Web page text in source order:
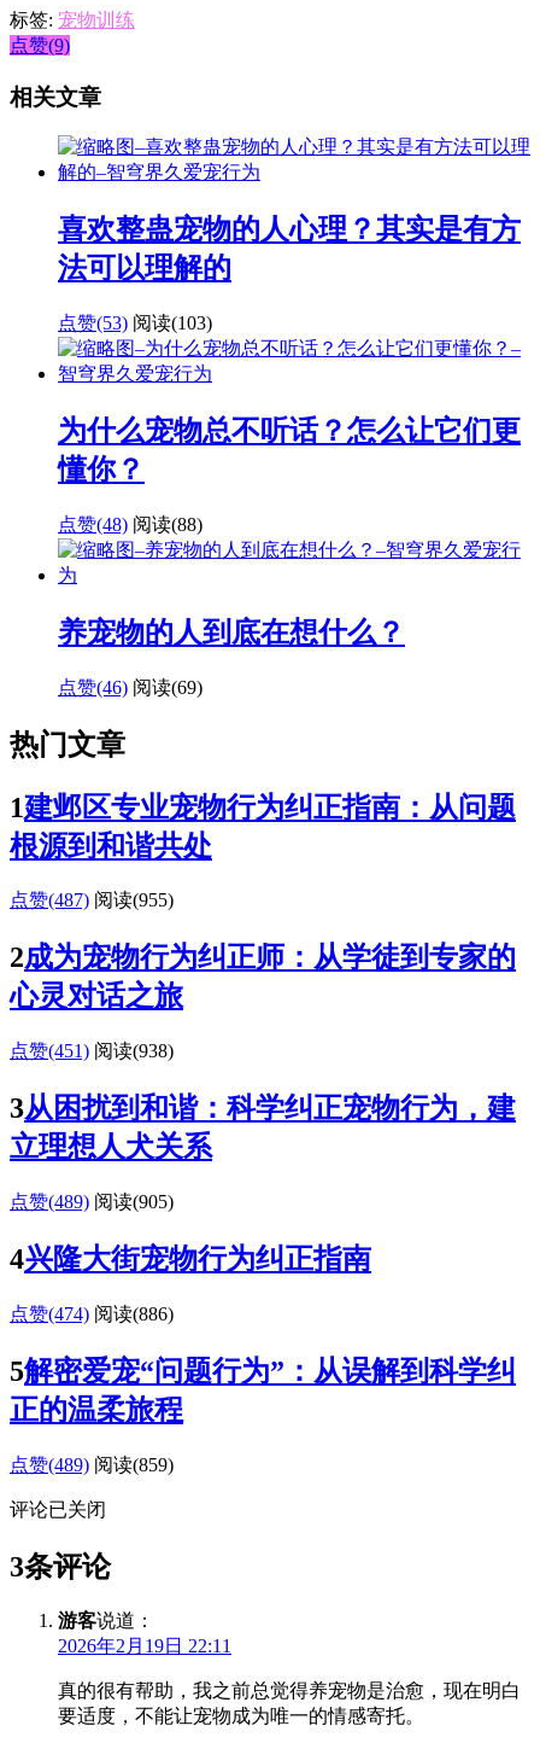
标签: 宠物训练
点赞(9)
相关文章
喜欢整蛊宠物的人心理？其实是有方
法可以理解的
点赞(53) 阅读(103)
为什么宠物总不听话？怎么让它们更
懂你？
点赞(48) 阅读(88)
养宠物的人到底在想什么？
点赞(46) 阅读(69)
热门文章
1建邺区专业宠物行为纠正指南：从问题
根源到和谐共处
点赞(487) 阅读(955)
2成为宠物行为纠正师：从学徒到专家的
心灵对话之旅
点赞(451) 阅读(938)
3从困扰到和谐：科学纠正宠物行为，建
立理想人犬关系
点赞(489) 阅读(905)
4兴隆大街宠物行为纠正指南
点赞(474) 阅读(886)
5解密爱宠“问题行为”：从误解到科学纠
正的温柔旅程
点赞(489) 阅读(859)
评论已关闭
3条评论
游客说道：
2026年2月19日 22:11
真的很有帮助，我之前总觉得养宠物是治愈，现在明白
要适度，不能让宠物成为唯一的情感寄托。